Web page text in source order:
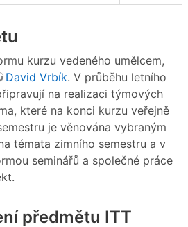
kurzu vedeného umělcem,
David Vrbík. V průběhu letního
na realizaci týmových
které na konci kurzu veřejně
je věnována vybraným
témata zimního semestru a v
seminářů a společné práce
předmětu ITT